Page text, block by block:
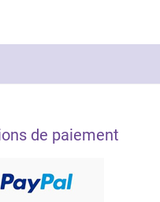
peuvent
choisies
page
produit
de paiement